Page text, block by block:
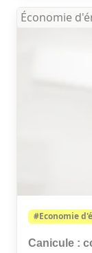
Économie
#Economie
Canicule :